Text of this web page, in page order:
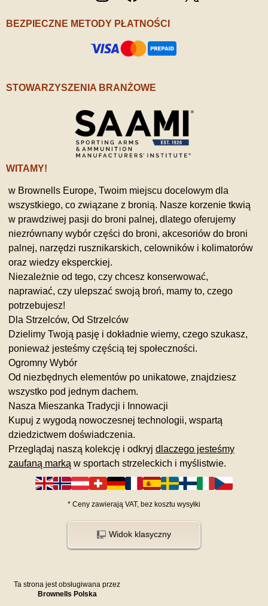
BEZPIECZNE METODY PŁATNOŚCI
STOWARZYSZENIA BRANŻOWE
WITAMY!
w Brownells Europe, Twoim miejscu docelowym dla
wszystkiego, co związane z bronią. Nasze korzenie tkwią
w prawdziwej pasji do broni palnej, dlatego oferujemy
niezrównany wybór części do broni, akcesoriów do broni
palnej, narzędzi rusznikarskich, celowników i kolimatorów
oraz wiedzy eksperckiej.
Niezależnie od tego, czy chcesz konserwować,
naprawiać, czy ulepszać swoją broń, mamy to, czego
potrzebujesz!
Dla Strzelców, Od Strzelców
Dzielimy Twoją pasję i dokładnie wiemy, czego szukasz,
ponieważ jesteśmy częścią tej społeczności.
Ogromny Wybór
Od niezbędnych elementów po unikatowe, znajdziesz
wszystko pod jednym dachem.
Nasza Mieszanka Tradycji i Innowacji
Kupuj z wygodą nowoczesnej technologii, wspartą
dziedzictwem doświadczenia.
Przeglądaj naszą kolekcję i odkryj dlaczego jesteśmy
zaufaną marką w sportach strzeleckich i myślistwie.
* Ceny zawierają VAT, bez kosztu wysyłki
Widok klasyczny
Ta strona jest obsługiwana przez
Brownells Polska